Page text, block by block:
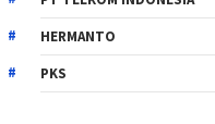
HERMANTO
PKS